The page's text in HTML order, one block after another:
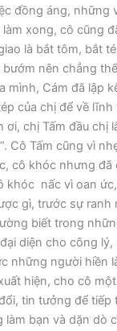
đồng áng, những
xong, cô cũng
là bắt tôm, bắt
bướm nên chẳng
mình, Cám đã lập
của chị để về lĩnh
ơi, chị Tấm đầu chị
Cô Tấm cũng vì
cô khóc nhưng đã
khóc nấc vì oan
gì, trước sự ranh
biết trong
diện cho công
những người hiền
hiện, cho cô
tin tưởng để tiếp
làm bạn và dặn dò